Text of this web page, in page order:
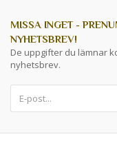
MISSA INGET -
NYHETSBREV!
De uppgifter du lämnar
nyhetsbrev.